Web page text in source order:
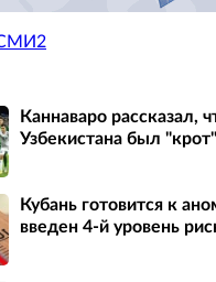
СМИ2
Каннаваро рассказал,
Узбекистана был "крот"
Кубань готовится к
введен 4-й уровень